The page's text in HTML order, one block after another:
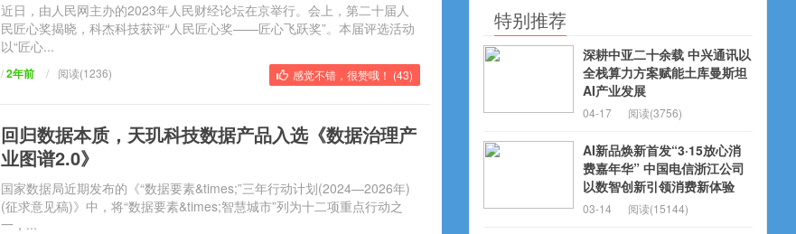
近日，由人民网主办的2023年人民财经论坛在京举行。会上，第二十届人
民匠心奖揭晓，科杰科技获评“人民匠心奖——匠心飞跃奖”。本届评选活动
以“匠心...
/2年前 / 感觉不错，很赞哦！ (43)
阅读(1236)
回归数据本质，天玑科技数据产品入选《数据治理产
业图谱2.0》
国家数据局近期发布的《“数据要素&times;”三年行动计划(2024—2026年)
(征求意见稿)》中，将“数据要素&times;智慧城市”列为十二项重点行动之
一，...
特别推荐
深耕中亚二十余载 中兴通讯以
全栈算力方案赋能土库曼斯坦
AI产业发展
04-17 阅读(3756)
AI新品焕新首发“3·15放心消
费嘉年华” 中国电信浙江公司
以数智创新引领消费新体验
03-14 阅读(15144)